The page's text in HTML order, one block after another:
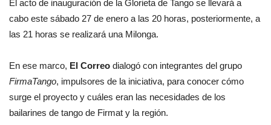
El acto de inauguración de la Glorieta de Tango se llevará a
cabo este sábado 27 de enero a las 20 horas, posteriormente, a
las 21 horas se realizará una Milonga.
En ese marco, El Correo dialogó con integrantes del grupo
FirmaTango, impulsores de la iniciativa, para conocer cómo
surge el proyecto y cuáles eran las necesidades de los
bailarines de tango de Firmat y la región.